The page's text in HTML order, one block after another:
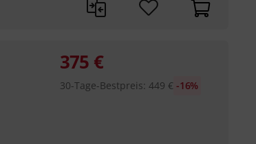
375 €
30-Tage-Bestpreis:449 € -16%